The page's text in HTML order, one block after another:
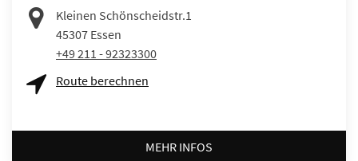
Kleinen Schönscheidstr.1
45307 Essen
+49 211 - 92323300
Route berechnen
MEHR INFOS